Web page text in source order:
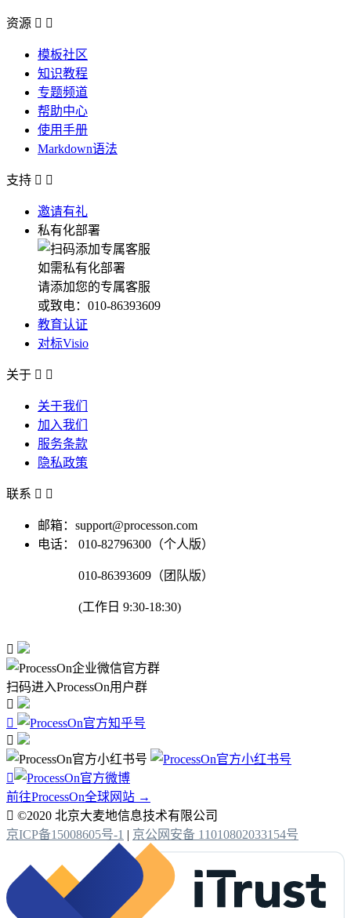
资源  
模板社区
知识教程
专题频道
帮助中心
使用手册
Markdown语法
支持  
邀请有礼
私有化部署
如需私有化部署
请添加您的专属客服
或致电：010-86393609
教育认证
对标Visio
关于  
关于我们
加入我们
服务条款
隐私政策
联系  
邮箱：support@processon.com
电话：
010-82796300（个人版）
010-86393609（团队版）
(工作日 9:30-18:30)

扫码进入ProcessOn用户群




前往ProcessOn全球网站 →
 ©2020 北京大麦地信息技术有限公司
京ICP备15008605号-1 | 京公网安备 11010802033154号